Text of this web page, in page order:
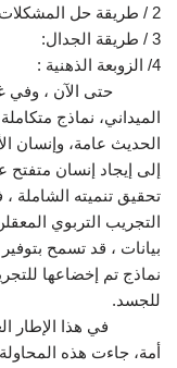
2 / طريقة حل المشكلات
3 / طريقة الجدال:
4/ الزوبعة الذهنية :
حتى الآن ، وفي
الميداني، نماذج
الحديث عامة، وإنسان
إلى إيجاد إنسان
تحقيق تنميته الشاملة ،
التجريب التربوي
بيانات ، قد تسمح
نماذج تم إخضاعها
للجسد.
في هذا الإطار العام
أمة، جاءت هذه